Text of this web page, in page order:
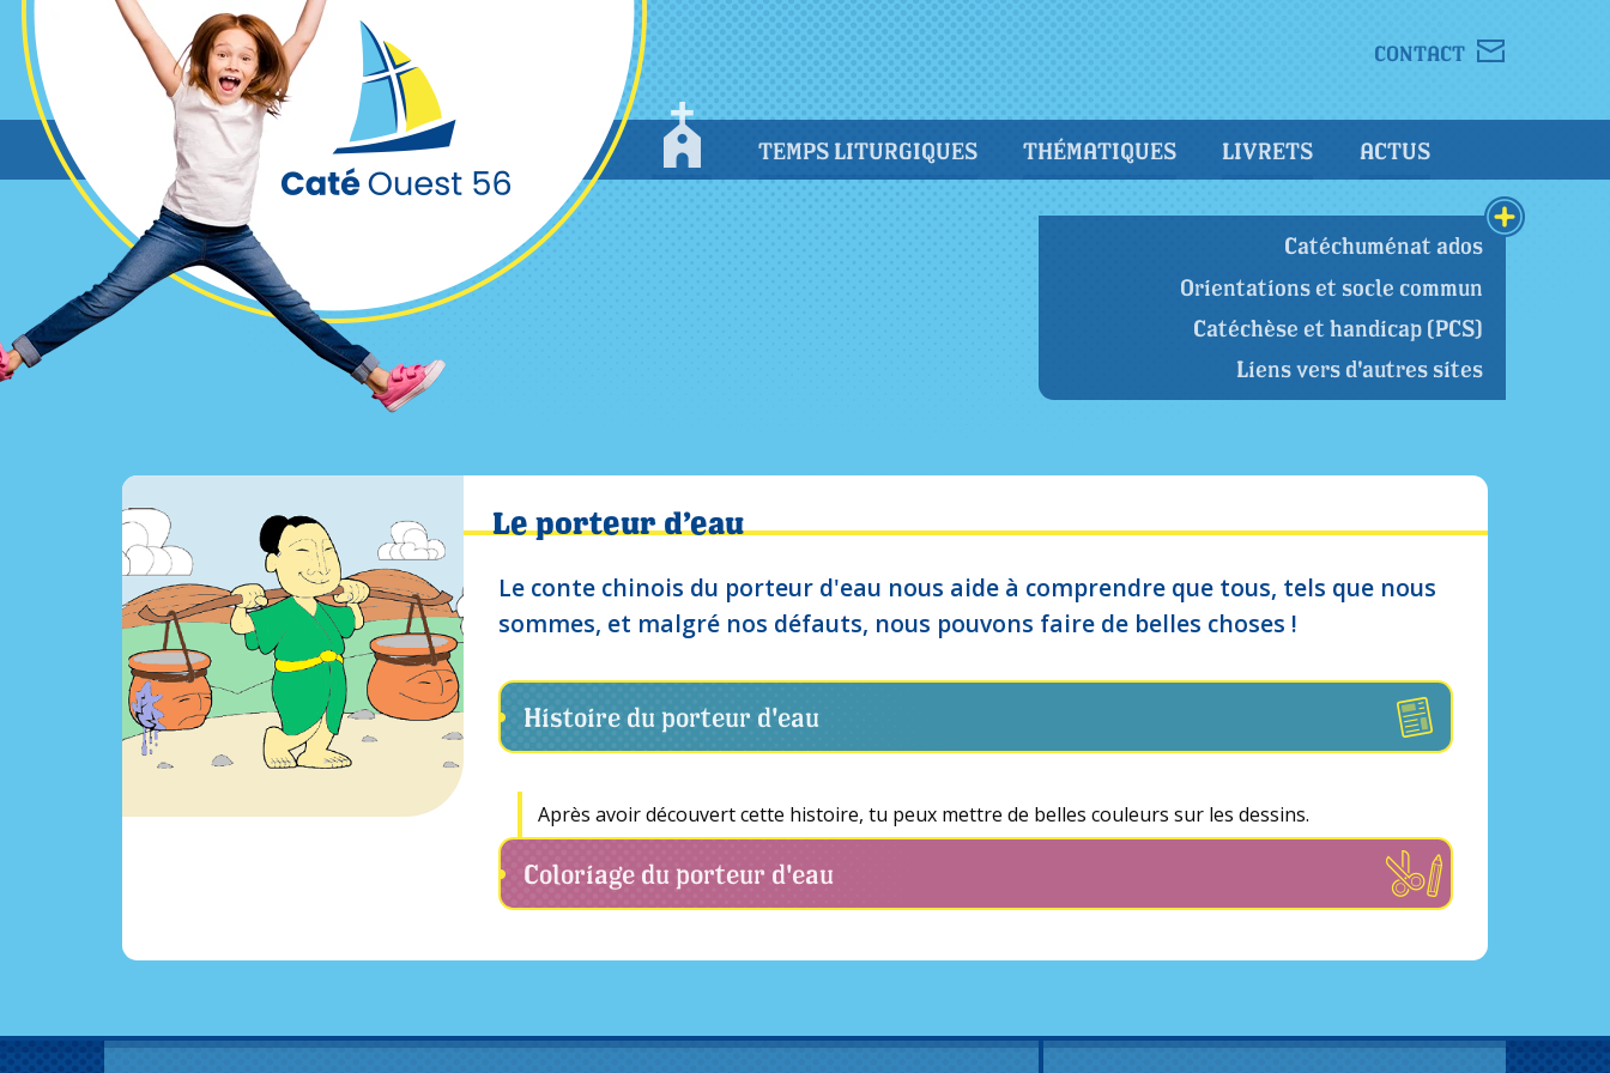
TEMPS LITURGIQUES THÉMATIQUES LIVRETS ACTUS
Catéchuménat ados
Orientations et socle commun
Catéchèse et handicap (PCS)
Liens vers d'autres sites
CONTACT
Le porteur d’eau
Le conte chinois du porteur d'eau nous aide à comprendre que tous, tels que nous
sommes, et malgré nos défauts, nous pouvons faire de belles choses !
Histoire du porteur d'eau
Après avoir découvert cette histoire, tu peux mettre de belles couleurs sur les dessins.
Coloriage du porteur d'eau
Cookies management panel